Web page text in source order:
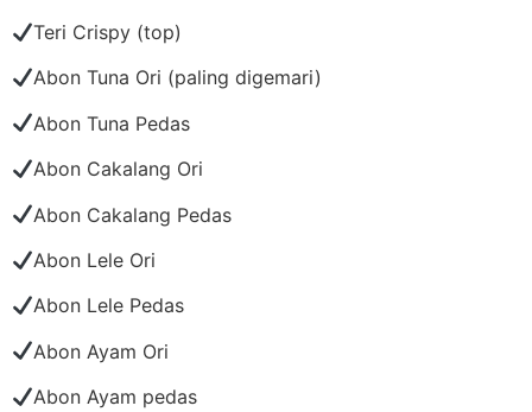
Teri Crispy (top)
Abon Tuna Ori (paling digemari)
Abon Tuna Pedas
Abon Cakalang Ori
Abon Cakalang Pedas
Abon Lele Ori
Abon Lele Pedas
Abon Ayam Ori
Abon Ayam pedas